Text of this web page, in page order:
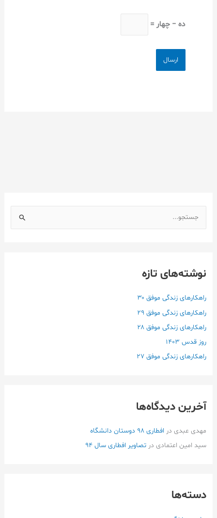
ده − چهار =
س
و
ر
ا
ی
نوشته‌های تازه
راهکارهای زندگی موفق ۳۰
راهکارهای زندگی موفق ۲۹
راهکارهای زندگی موفق ۲۸
روز قدس ۱۴۰3
راهکارهای زندگی موفق ۲۷
آخرین دیدگاه‌ها
مهدی عبدی در افطاری ۹۸ دوستان دانشگاه
سید امین اعتمادی درتصاویر افطاری سال 94
دسته‌ها